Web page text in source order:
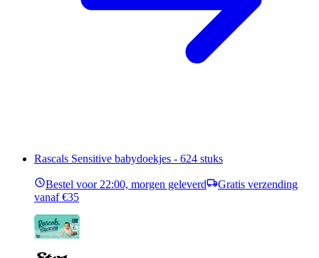
Rascals Sensitive babydoekjes - 624 stuks
Bestel voor 22:00, morgen geleverd
Gratis verzending
vanaf €35